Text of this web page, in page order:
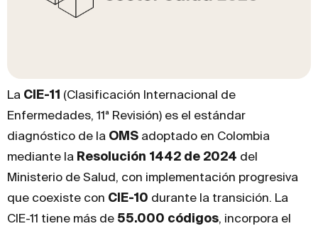
La CIE-11 (Clasificación Internacional de
Enfermedades, 11ª Revisión) es el estándar
diagnóstico de la OMS adoptado en Colombia
mediante la Resolución 1442 de 2024 del
Ministerio de Salud, con implementación progresiva
que coexiste con CIE-10 durante la transición. La
CIE-11 tiene más de 55.000 códigos, incorpora el